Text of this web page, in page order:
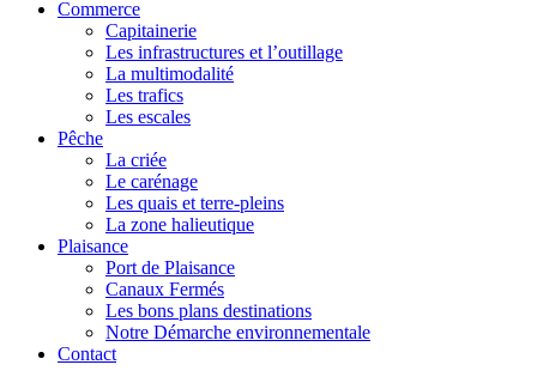
Commerce
Capitainerie
Les infrastructures et l’outillage
La multimodalité
Les trafics
Les escales
Pêche
La criée
Le carénage
Les quais et terre-pleins
La zone halieutique
Plaisance
Port de Plaisance
Canaux Fermés
Les bons plans destinations
Notre Démarche environnementale
Contact